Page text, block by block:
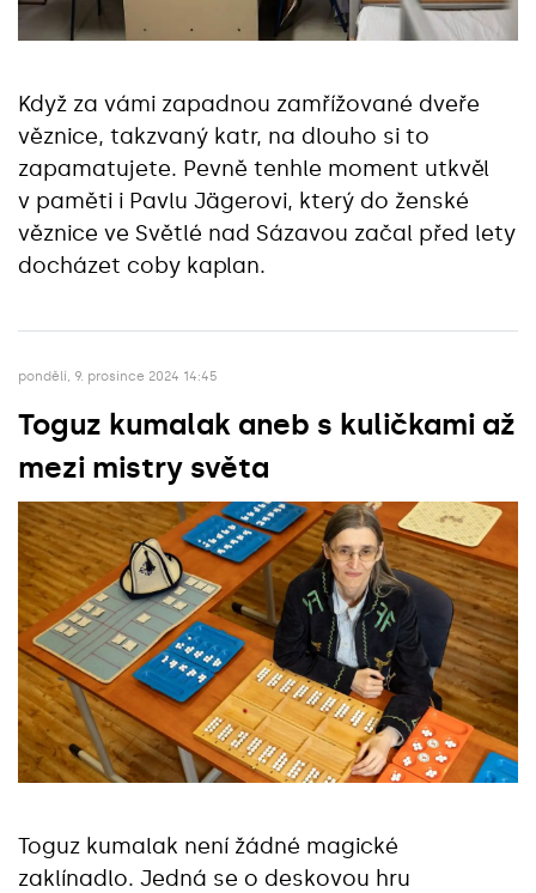
Když za vámi zapadnou zamřížované dveře
věznice, takzvaný katr, na dlouho si to
zapamatujete. Pevně tenhle moment utkvěl
v paměti i Pavlu Jägerovi, který do ženské
věznice ve Světlé nad Sázavou začal před lety
docházet coby kaplan.
pondělí, 9. prosince 2024 14:45
Toguz kumalak aneb s kuličkami až
mezi mistry světa
Toguz kumalak není žádné magické
zaklínadlo. Jedná se o deskovou hru